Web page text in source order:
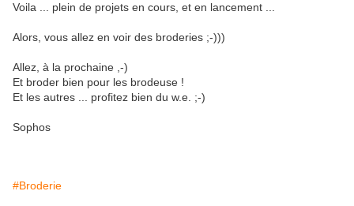
Voila ... plein de projets en cours, et en lancement ...
Alors, vous allez en voir des broderies ;-)))
Allez, à la prochaine ,-)
Et broder bien pour les brodeuse !
Et les autres ... profitez bien du w.e. ;-)
Sophos
#Broderie